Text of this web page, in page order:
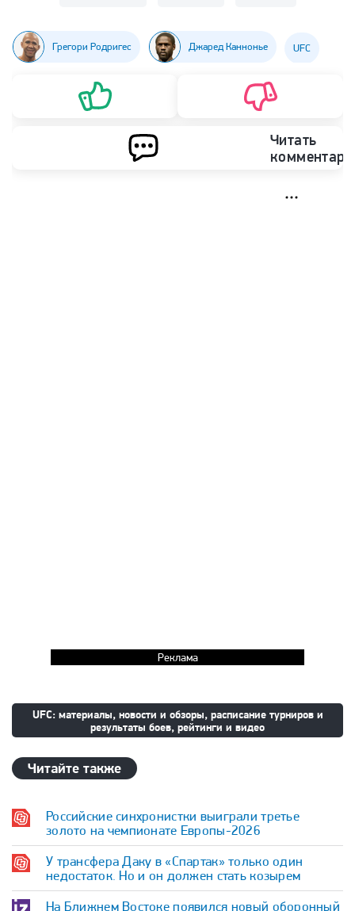
Грегори Родригес Джаред Каннонье UFC
Читать
Реклама
UFC: материалы, новости и обзоры, расписание турниров и
результаты боев, рейтинги и видео
Читайте также
Российские синхронистки выиграли третье
золото на чемпионате Европы-2026
У трансфера Даку в «Спартак» только один
недостаток. Но и он должен стать козырем
На Ближнем Востоке появился новый оборонный